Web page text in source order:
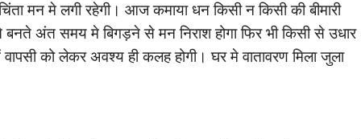
मन मे लगी रहेगी। आज कमाया धन किसी न किसी की बीमारी
अंत समय मे बिगड़ने से मन निराश होगा फिर भी किसी से उधार
को लेकर अवश्य ही कलह होगी। घर मे वातावरण मिला जुला